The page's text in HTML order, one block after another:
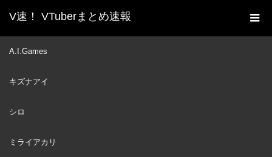
V速！ VTuberまとめ速報
A.I.Games
キズナアイ
シロ
ミライアカリ
ホーム
新着動画一覧
30